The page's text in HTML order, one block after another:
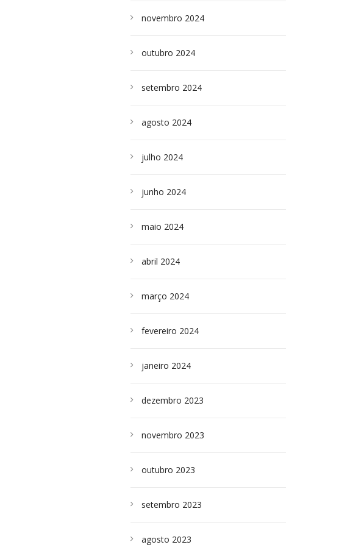
novembro 2024
outubro 2024
setembro 2024
agosto 2024
julho 2024
junho 2024
maio 2024
abril 2024
março 2024
fevereiro 2024
janeiro 2024
dezembro 2023
novembro 2023
outubro 2023
setembro 2023
agosto 2023